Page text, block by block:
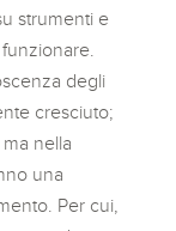
strumenti e
degli
cresciuto;
nella
una
Per cui,